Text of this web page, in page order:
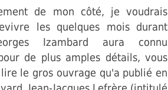
de mon côté, je voudrais
les quelques mois durant
Izambard aura connu
de plus amples détails, vous
le gros ouvrage qu'a publié en